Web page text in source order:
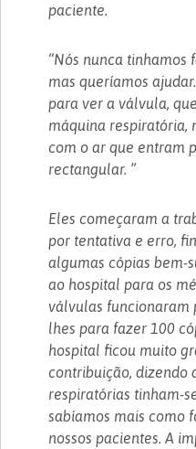
paciente.
“Nós nunca tinhamos
mas queríamos
para ver a válvula,
máquina respiratória,
com o ar que entram
rectangular. ”
Eles começaram a
por tentativa e erro,
algumas cópias bem-
ao hospital para os
válvulas funcionaram
lhes para fazer 100
hospital ficou muito
contribuição, dizendo
respiratórias tinham-
sabíamos mais como
nossos pacientes. A